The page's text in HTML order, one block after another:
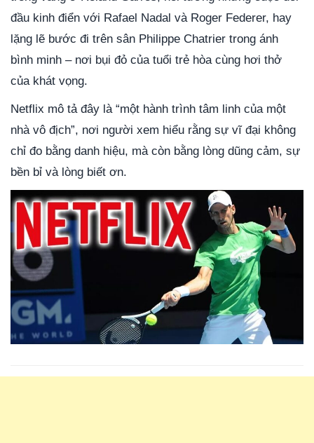
đầu kinh điển với Rafael Nadal và Roger Federer, hay
lặng lẽ bước đi trên sân Philippe Chatrier trong ánh
bình minh – nơi bụi đỏ của tuổi trẻ hòa cùng hơi thở
của khát vọng.
Netflix mô tả đây là “một hành trình tâm linh của một
nhà vô địch”, nơi người xem hiểu rằng sự vĩ đại không
chỉ đo bằng danh hiệu, mà còn bằng lòng dũng cảm, sự
bền bỉ và lòng biết ơn.